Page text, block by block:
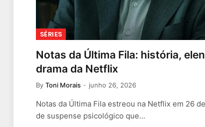
SÉRIES
Notas da Última Fila: história,
drama da Netflix
By Toni Morais junho 26, 2026
Notas da Última Fila estreou na Netflix em 26
de suspense psicológico que…